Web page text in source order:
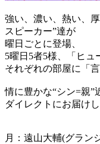
強い、濃い、熱い、
スピーカー”達が
曜日ごとに登場、
5曜日5者5様、「ヒュ
それぞれの部屋に「
情に豊かな“シン=親”
ダイレクトにお届け
月：遠山大輔(グラン